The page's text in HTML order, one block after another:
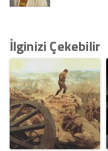
İlginizi Çekebilir